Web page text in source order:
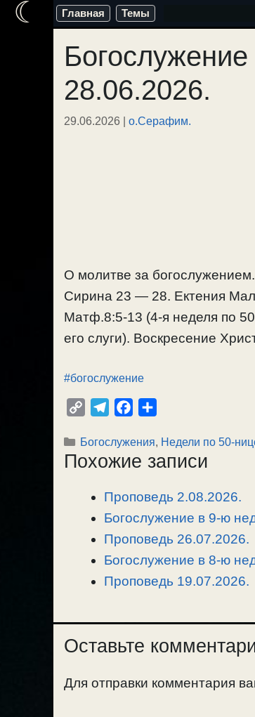
Перейти
содержимому
Главная Темы
28.06.2026.
29.06.2026 | о.Серафим.
О молитве за
Сирина 23 — 28. Ектения
Матф.8:5-13 (4-я неделя по
его слуги). Воскресение
#богослужение
p
y
l
e
a
m
c
e
o
o
k
п
р
в
и
т
Рубрики
Богослужения, Недели по 50-
Похожие записи
Проповедь 2.08.2026.
Богослужение в 9-ю
Проповедь 26.07.2026.
Богослужение в 8-ю
Проповедь 19.07.2026.
Оставьте
Для отправки комментария
☾